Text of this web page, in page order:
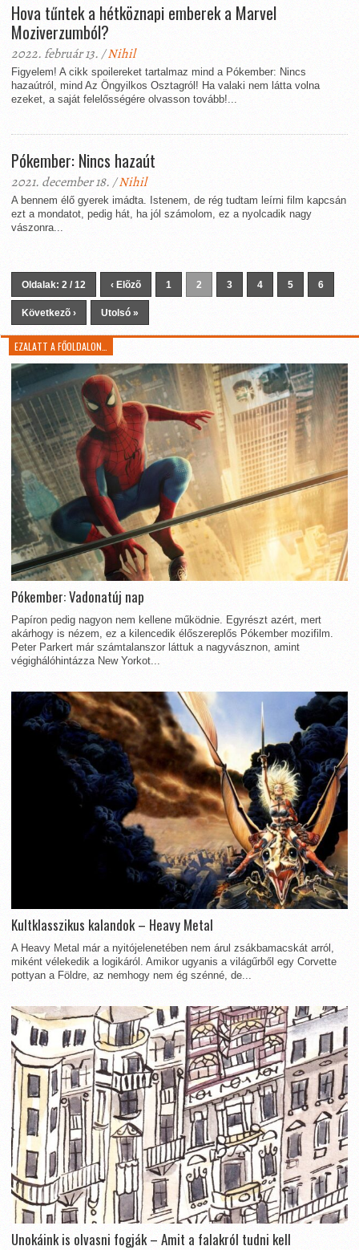
Hova tűntek a hétköznapi emberek a Marvel
Moziverzumból?
2022. február 13. /Nihil
Figyelem! A cikk spoilereket tartalmaz mind a Pókember: Nincs
hazaútról, mind Az Öngyilkos Osztagról! Ha valaki nem látta volna
ezeket, a saját felelősségére olvasson tovább!...
Pókember: Nincs hazaút
2021. december 18. /Nihil
A bennem élő gyerek imádta. Istenem, de rég tudtam leírni film kapcsán
ezt a mondatot, pedig hát, ha jól számolom, ez a nyolcadik nagy
vászonra...
Oldalak: 2 / 12 ‹ Elõzõ 1 2 3 4 5 6
Következõ › Utolsó »
EZALATT A FŐOLDALON…
Pókember: Vadonatúj nap
Papíron pedig nagyon nem kellene működnie. Egyrészt azért, mert
akárhogy is nézem, ez a kilencedik élőszereplős Pókember mozifilm.
Peter Parkert már számtalanszor láttuk a nagyvásznon, amint
végighálóhintázza New Yorkot...
Kultklasszikus kalandok – Heavy Metal
A Heavy Metal már a nyitójelenetében nem árul zsákbamacskát arról,
miként vélekedik a logikáról. Amikor ugyanis a világűrből egy Corvette
pottyan a Földre, az nemhogy nem ég szénné, de...
Unokáink is olvasni fogják – Amit a falakról tudni kell